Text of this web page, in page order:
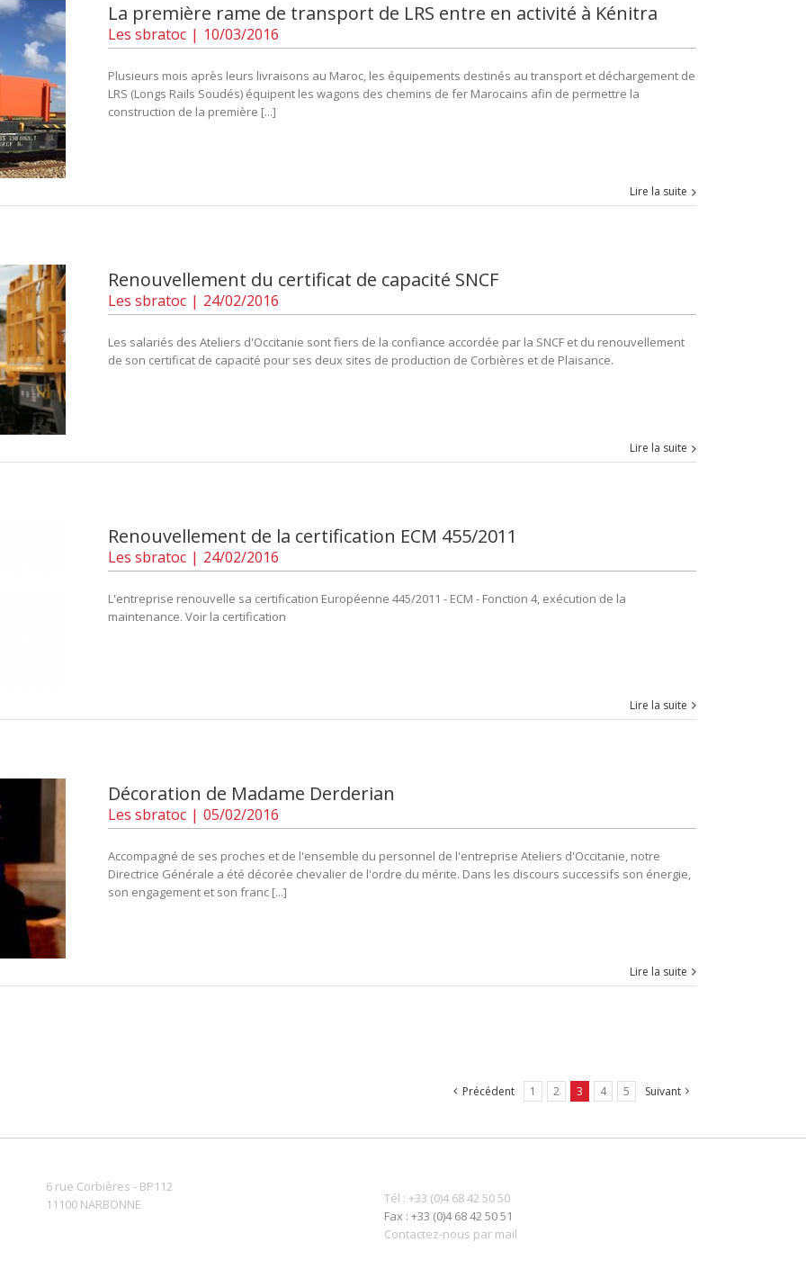
La première rame de transport de LRS entre en activité à Kénitra
Les sbratoc | 10/03/2016
Plusieurs mois après leurs livraisons au Maroc, les équipements destinés au transport et déchargement de
LRS (Longs Rails Soudés) équipent les wagons des chemins de fer Marocains afin de permettre la
construction de la première [...]
Lire la suite
Renouvellement du certificat de capacité SNCF
Les sbratoc | 24/02/2016
Les salariés des Ateliers d'Occitanie sont fiers de la confiance accordée par la SNCF et du renouvellement
de son certificat de capacité pour ses deux sites de production de Corbières et de Plaisance.
Lire la suite
Renouvellement de la certification ECM 455/2011
Les sbratoc | 24/02/2016
L'entreprise renouvelle sa certification Européenne 445/2011 - ECM - Fonction 4, exécution de la
maintenance. Voir la certification
Lire la suite
Décoration de Madame Derderian
Les sbratoc | 05/02/2016
Accompagné de ses proches et de l'ensemble du personnel de l'entreprise Ateliers d'Occitanie, notre
Directrice Générale a été décorée chevalier de l'ordre du mérite. Dans les discours successifs son énergie,
son engagement et son franc [...]
Lire la suite
Précédent 1 2 3 4 5 Suivant
6 rue Corbières - BP112
11100 NARBONNE
Tél : +33 (0)4 68 42 50 50
Fax : +33 (0)4 68 42 50 51
Contactez-nous par mail